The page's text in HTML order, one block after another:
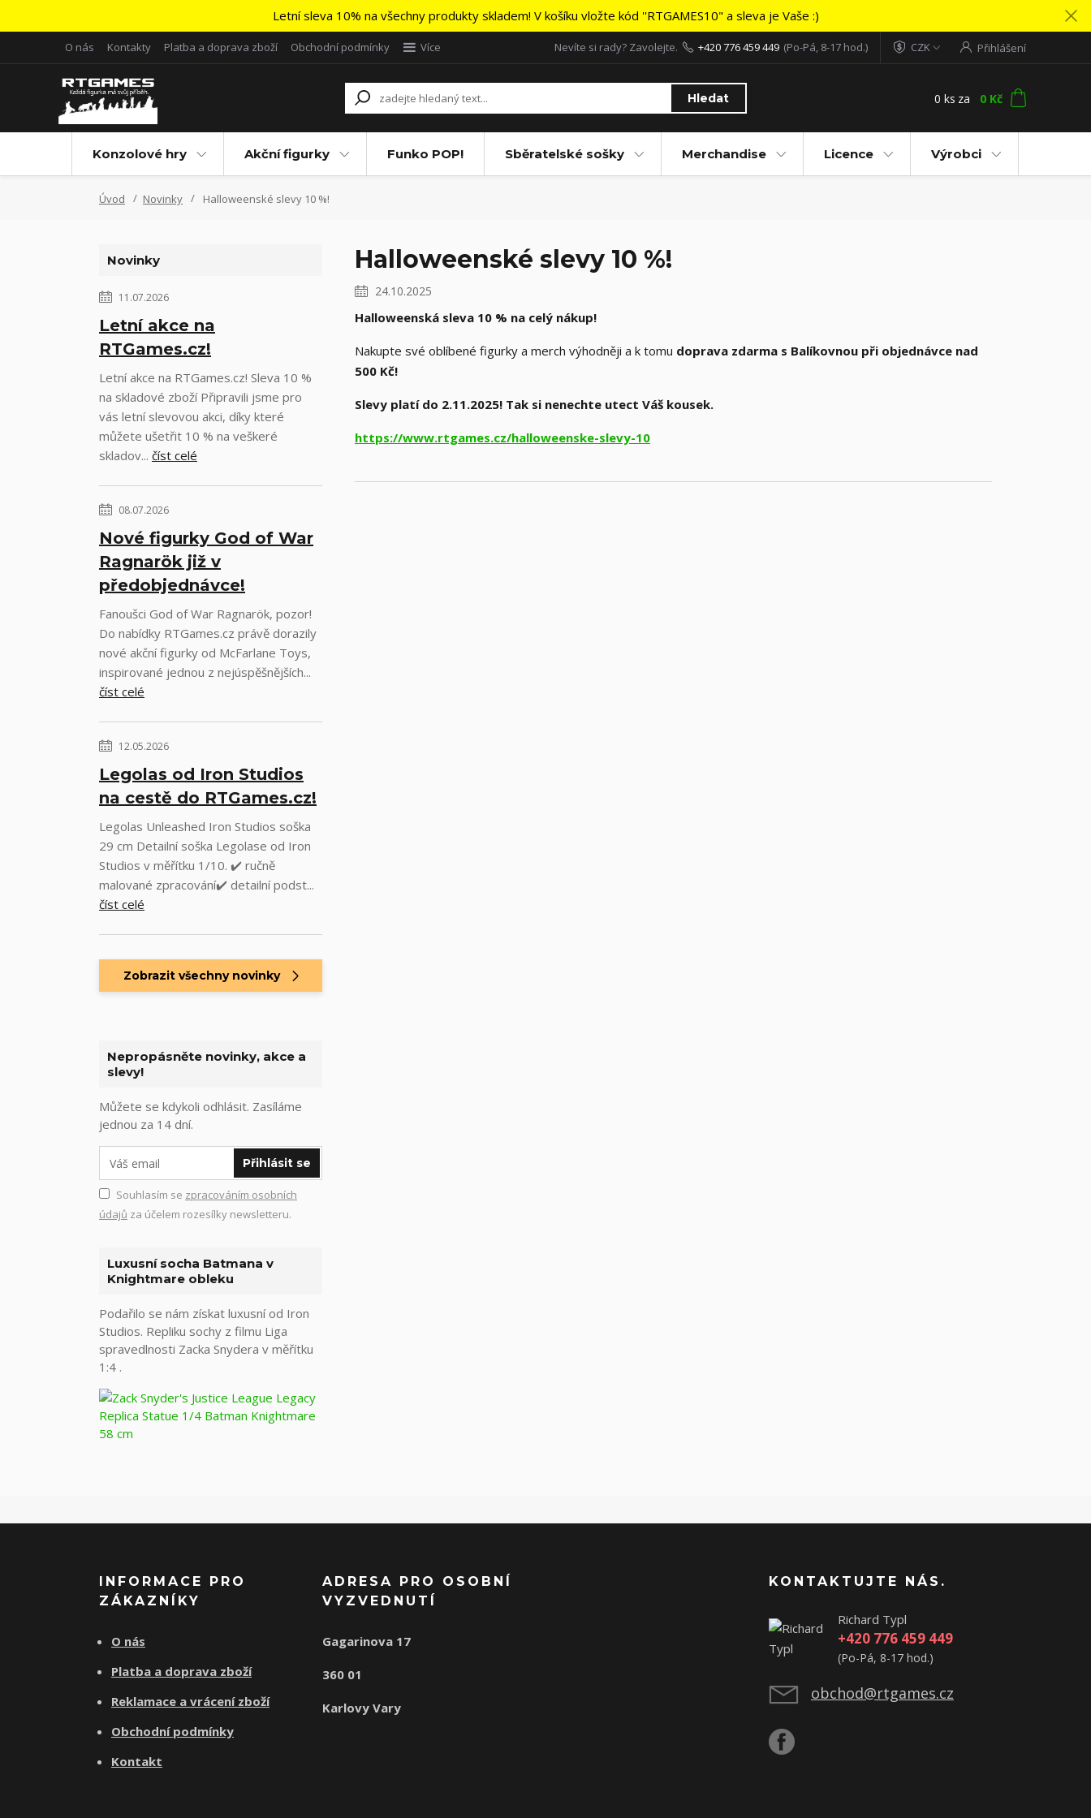
Letní sleva 10% na všechny produkty skladem! V košíku vložte kód ''RTGAMES10" a sleva je Vaše :)
O nás Kontakty Platba a doprava zboží Obchodní podmínky Více CZK Přihlášení
Hledat
Nevíte si rady? Zavolejte. +420 776 459 449 (Po-Pá, 8-17 hod.)
0 ks za 0 Kč
Konzolové hry Akční figurky Funko POP! Sběratelské sošky Merchandise Licence Výrobci
Úvod Novinky Halloweenské slevy 10 %!
Novinky
11.07.2026
Letní akce na
RTGames.cz!
Letní akce na RTGames.cz! Sleva 10 %
na skladové zboží Připravili jsme pro
vás letní slevovou akci, díky které
můžete ušetřit 10 % na veškeré
skladov... číst celé
08.07.2026
Nové figurky God of War
Ragnarök již v
předobjednávce!
Fanoušci God of War Ragnarök, pozor!
Do nabídky RTGames.cz právě dorazily
nové akční figurky od McFarlane Toys,
inspirované jednou z nejúspěšnějších...
číst celé
12.05.2026
Legolas od Iron Studios
na cestě do RTGames.cz!
Legolas Unleashed Iron Studios soška
29 cm Detailní soška Legolase od Iron
Studios v měřítku 1/10. ✔️ ručně
malované zpracování✔️ detailní podst...
číst celé
Zobrazit všechny novinky
Nepropásněte novinky, akce a
slevy!
Můžete se kdykoli odhlásit. Zasíláme
jednou za 14 dní.
Přihlásit se
Souhlasím se zpracováním osobních
údajů za účelem rozesílky newsletteru.
Luxusní socha Batmana v
Knightmare obleku
Podařilo se nám získat luxusní od Iron
Studios. Repliku sochy z filmu Liga
spravedlnosti Zacka Snydera v měřítku
1:4 .
Halloweenské slevy 10 %!
24.10.2025
Halloweenská sleva 10 % na celý nákup!
Nakupte své oblíbené figurky a merch výhodněji a k tomu doprava zdarma s Balíkovnou při objednávce nad
500 Kč!
Slevy platí do 2.11.2025! Tak si nenechte utect Váš kousek.
https://www.rtgames.cz/halloweenske-slevy-10
INFORMACE PRO
ZÁKAZNÍKY
O nás
Platba a doprava zboží
Reklamace a vrácení zboží
Obchodní podmínky
Kontakt
ADRESA PRO OSOBNÍ
VYZVEDNUTÍ
Gagarinova 17
360 01
Karlovy Vary
KONTAKTUJTE NÁS.
Richard Typl
+420 776 459 449
(Po-Pá, 8-17 hod.)
obchod@rtgames.cz